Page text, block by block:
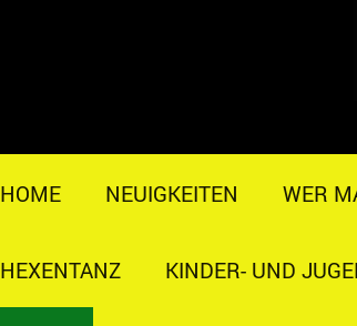
HOME NEUIGKEITEN WER
HEXENTANZ KINDER- UND